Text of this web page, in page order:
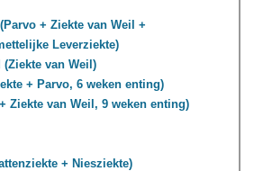
+ Ziekte van Weil +
Leverziekte)
van Weil)
+ Parvo, 6 weken enting)
Ziekte van Weil, 9 weken enting)
+ Niesziekte)